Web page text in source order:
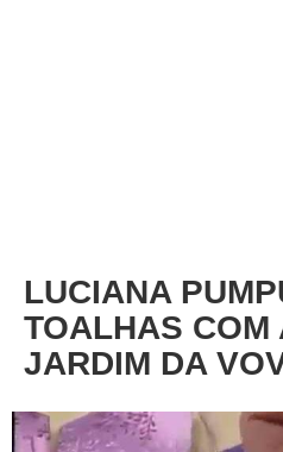
LUCIANA
TOALHAS COM
JARDIM DA